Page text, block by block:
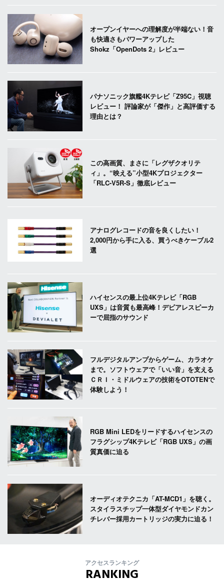
オープンイヤーへの理解度が半端ない！音
も快適さもパワーアップした
Shokz「OpenDots 2」レビュー
パナソニック旗艦4Kテレビ「Z95C」視聴
レビュー！ 評論家が「傑作」と高評価する
理由とは？
この高画質、まさに「レグザクオリテ
ィ」。“映える”小型4Kプロジェクター
「RLC-V5R-S」徹底レビュー
アナログレコードの音を良くしたい！
2,000円から手に入る、買うべきケーブル2
選
ハイセンスの最上位4Kテレビ「RGB
UXS」は音質も最高峰！デビアレスピーカ
ーで屈指のサウンド
フルデジタルアンプからゲーム、カラオケ
まで。ソフトウェアで「いい音」を支える
ＣＲＩ・ミドルウェアの技術をOTOTENで
体験しよう！
RGB Mini LEDをリードするハイセンスの
フラグシップ4Kテレビ「RGB UXS」の画
質真価に迫る
オーディオテクニカ「AT-MCD1」を聴く。
スタイラスチップ一体型ダイヤモンドカン
チレバー採用カートリッジの実力に迫る！
アクセスランキング
RANKING